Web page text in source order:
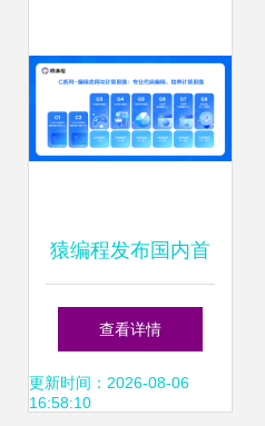
猿编程发布国内首
套计算思维课 深度
探索信息科技教育
查看详情
更新时间：2026-08-06
16:58:10